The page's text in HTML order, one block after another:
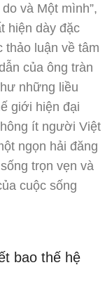
và Một mình”,
hiện dày đặc
thảo luận về tâm
của ông tràn
những liều
giới hiện đại
ít người Việt
ngọn hải đăng
trọn vẹn và
cuộc sống
bao thế hệ